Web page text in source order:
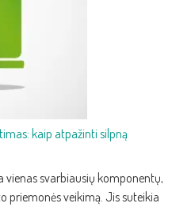
kaip atpažinti silpną
svarbiausių komponentų,
priemonės veikimą. Jis suteikia